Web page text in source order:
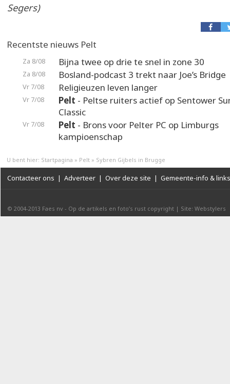
Segers)
Recentste nieuws Pelt
Za 8/08 Bijna twee op drie te snel in zone 30
Za 8/08 Bosland-podcast 3 trekt naar Joe’s Bridge
Vr 7/08 Religieuzen leven langer
Vr 7/08 Pelt - Peltse ruiters actief op Sentower
Classic
Vr 7/08 Pelt - Brons voor Pelter PC op Limburgs
kampioenschap
U bent hier: Startpagina » Pelt » Sybren Gijbels in Brugge
Contacteer ons | Adverteer | Over deze site | Gemeente-info & links
© 2004-2013 Faes nv - Op de artikels en foto’s rust copyright | Site: Webstylers